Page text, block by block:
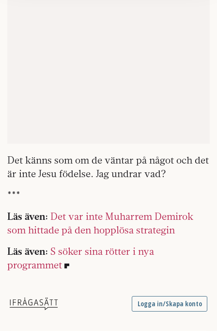
Det känns som om de väntar på något och det
är inte Jesu födelse. Jag undrar vad?
***
Läs även: Det var inte Muharrem Demirok
som hittade på den hopplösa strategin
Läs även: S söker sina rötter i nya
programmet